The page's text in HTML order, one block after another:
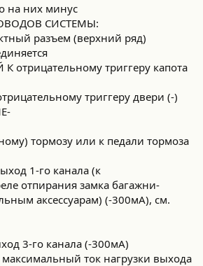
на них минус
СИСТЕМЫ:
разъем (верхний ряд)
триггеру капота
триггеру двери (-)
тормозу или к педали тормоза
1-го канала (к
отпирания замка багажни-
аксессуарам) (-300мА), см.
3-го канала (-300мА)
ток нагрузки выхода